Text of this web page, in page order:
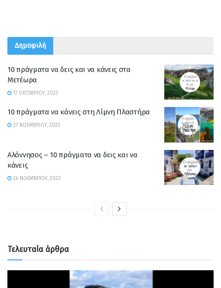
Δημοφιλή
10 πράγματα να δεις και να κάνεις στα
Μετέωρα
17 ΟΚΤΩΒΡΊΟΥ, 2023
10 πράγματα να κάνεις στη Λίμνη Πλαστήρα
27 ΝΟΕΜΒΡΊΟΥ, 2023
Αλόννησος – 10 πράγματα να δεις και να
κάνεις
26 ΝΟΕΜΒΡΊΟΥ, 2023
Τελευταία άρθρα